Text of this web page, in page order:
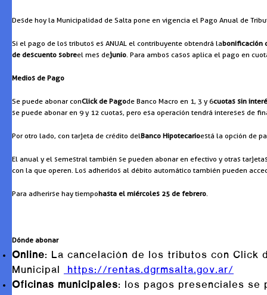
Desde hoy la Municipalidad de Salta pone en vigencia el Pago Anual de
Si el pago de los tributos es ANUAL el contribuyente obtendrá labonificación
de descuento sobreel mes dejunio. Para ambos casos aplica el pago en
Medios de Pago
Se puede abonar conClick de Pagode Banco Macro en 1, 3 y 6cuotas sin
se puede abonar en 9 y 12 cuotas, pero esa operación tendrá intereses de
Por otro lado, con tarjeta de crédito delBanco Hipotecarioestá la opción de
El anual y el semestral también se pueden abonar en efectivo y otras
con la que operen. Los adheridos al débito automático también pueden
Para adherirse hay tiempohasta el miércoles 25 de febrero.
Dónde abonar
Online: La cancelación de los tributos con Click
Municipal
https://rentas.dgrmsalta.gov.ar/
Oficinas municipales: los pagos presenciales se